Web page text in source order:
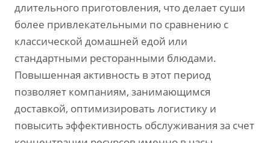
длительного приготовления, что делает суши
более привлекательными по сравнению с
классической домашней едой или
стандартными ресторанными блюдами.
Повышенная активность в этот период
позволяет компаниям, занимающимся
доставкой, оптимизировать логистику и
повысить эффективность обслуживания за счет